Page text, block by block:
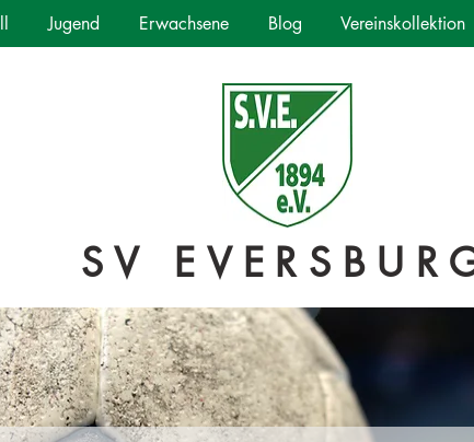
Jugend Erwachsene Blog Vereinskollektion
SV